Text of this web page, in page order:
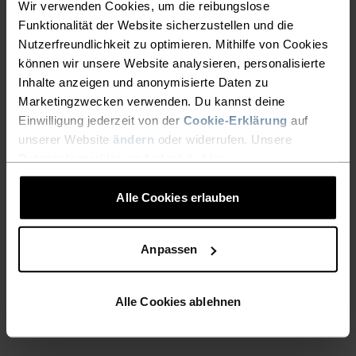
Wir verwenden Cookies, um die reibungslose
Funktionalität der Website sicherzustellen und die
Nutzerfreundlichkeit zu optimieren. Mithilfe von Cookies
können wir unsere Website analysieren, personalisierte
Inhalte anzeigen und anonymisierte Daten zu
Marketingzwecken verwenden. Du kannst deine
Einwilligung jederzeit von der Cookie-Erklärung auf
unserer Website ändern oder widerrufen. Unsere
Alle Cookies erlauben
Anpassen
Alle Cookies ablehnen
Eigenschaften. Das Material ist form-, knitter- und
schrumpfbeständig und behält seine Farbe auch nach
langem Tragen. Du findest es bei uns häufig in Produkten
wie Base Layern.
TEMPERATUR-KONTROLL-SYSTEM
WARM
Hochfunktionelle und komfortable
guter Wärmeisolation. Ideal für alle
eine wirksame Feuchtigkeitsregulierung, die die